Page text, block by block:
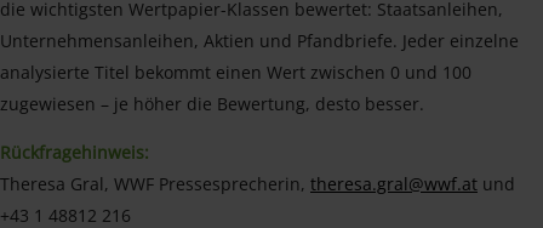
die wichtigsten Wertpapier-Klassen bewertet: Staatsanleihen,
Unternehmensanleihen, Aktien und Pfandbriefe. Jeder einzelne
analysierte Titel bekommt einen Wert zwischen 0 und 100
zugewiesen – je höher die Bewertung, desto besser.
Rückfragehinweis:
Theresa Gral, WWF Pressesprecherin, theresa.gral@wwf.at und
+43 1 48812 216